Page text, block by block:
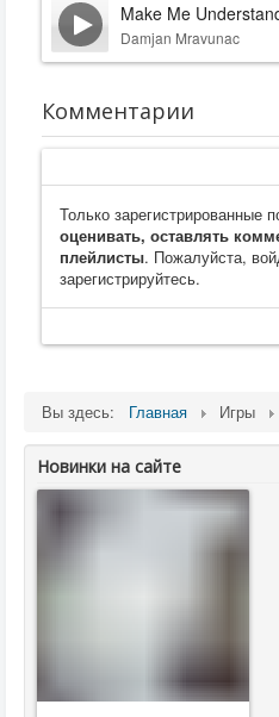
Make Me
Damjan Mravunac
Комментарии
Только зарегистрированные
оценивать, оставлять
плейлисты. Пожалуйста,
зарегистрируйтесь.
Вы здесь: Главная Игры
Новинки на сайте